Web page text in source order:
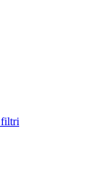
filtri